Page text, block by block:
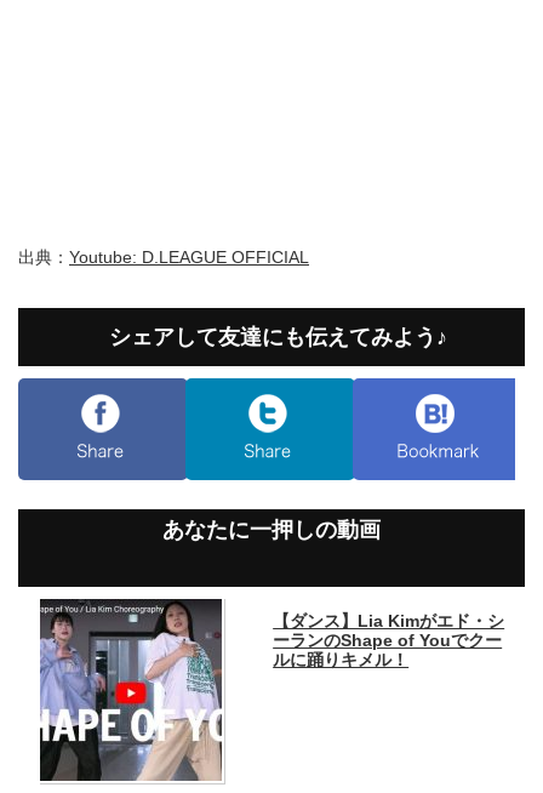
出典： Youtube: D.LEAGUE OFFICIAL
シェアして友達にも伝えてみよう♪
あなたに一押しの動画
【ダンス】Lia Kimがエド・シ
ーランのShape of Youでクー
ルに踊りキメル！